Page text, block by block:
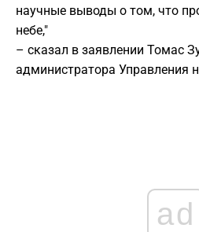
научные выводы о том, что
небе,"
– сказал в заявлении Томас
администратора Управления
ad